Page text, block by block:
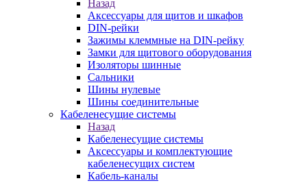
Назад
Аксессуары для щитов и шкафов
DIN-рейки
Зажимы клеммные на DIN-рейку
Замки для щитового оборудования
Изоляторы шинные
Сальники
Шины нулевые
Шины соединительные
Кабеленесущие системы
Назад
Кабеленесущие системы
Аксессуары и комплектующие
кабеленесущих систем
Кабель-каналы